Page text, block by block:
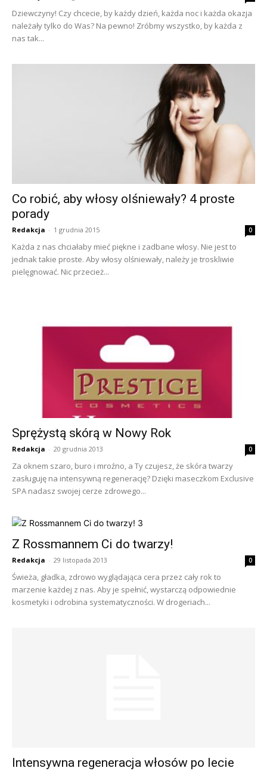
Dziewczyny! Czy chcecie, by każdy dzień, każda noc i każda okazja
należały tylko do Was? Na pewno! Zróbmy wszystko, by każda z
nas tak...
Co robić, aby włosy olśniewały? 4 proste
porady
Redakcja - 1 grudnia 2015 0
Każda z nas chciałaby mieć piękne i zadbane włosy. Nie jest to
jednak takie proste. Aby włosy olśniewały, należy je troskliwie
pielęgnować. Nic przecież...
Sprężystą skórą w Nowy Rok
Redakcja - 20 grudnia 2013 0
Za oknem szaro, buro i mroźno, a Ty czujesz, że skóra twarzy
zasługuję na intensywną regenerację? Dzięki maseczkom Exclusive
SPA nadasz swojej cerze zdrowego...
Z Rossmannem Ci do twarzy!
Redakcja - 29 listopada 2013 0
Świeża, gładka, zdrowo wyglądająca cera przez cały rok to
marzenie każdej z nas. Aby je spełnić, wystarczą odpowiednie
kosmetyki i odrobina systematyczności. W drogeriach...
Intensywna regeneracja włosów po lecie